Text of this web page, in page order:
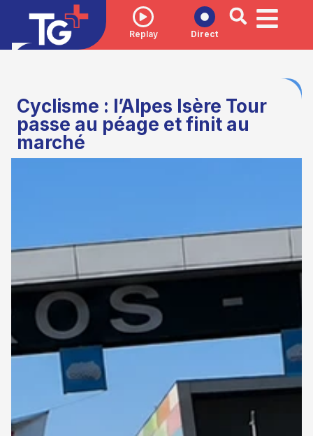
Replay Direct
Cyclisme : l’Alpes Isère Tour
passe au péage et finit au
marché